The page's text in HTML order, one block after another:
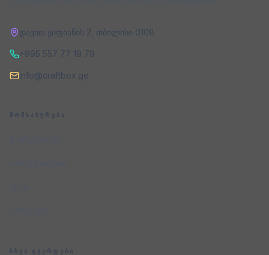
დავით ყიფიანის 2 თბილისი 0108
+995 557 77 19 79
info@craftbox.ge
ᲛᲝᲛᲡᲐᲮᲣᲠᲔᲑᲐ
ᲡᲮᲕᲐ ᲒᲕᲔᲠᲓᲔᲑᲘ